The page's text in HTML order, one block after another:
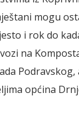
mogu
i rok do
na
Podravskog,
općina